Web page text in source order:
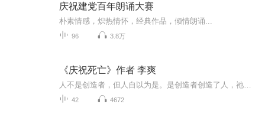
庆祝建党百年朗诵大赛
朴素情感，炽热情怀，经典作品，倾情朗诵...
96 3.8万
《庆祝死亡》作者 李爽
42 4672